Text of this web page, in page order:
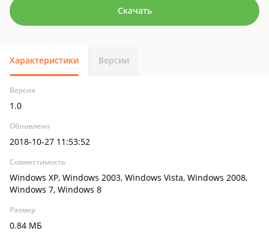
Скачать
Характеристики Версии
Версия
1.0
Обновлено
2018-10-27 11:53:52
Совместимость
Windows XP, Windows 2003, Windows Vista, Windows 2008,
Windows 7, Windows 8
Размер
0.84 МБ